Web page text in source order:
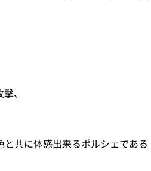
、
共に体感出来るポルシェである